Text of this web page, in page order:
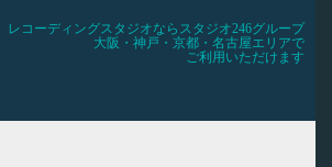
レコーディングスタジオならスタジオ246グループ
大阪・神戸・京都・名古屋エリアで
ご利用いただけます